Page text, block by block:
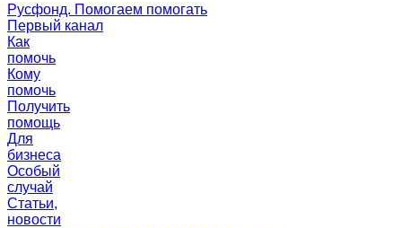
Русфонд. Помогаем помогать
Первый канал
Как
помочь
Кому
помочь
Получить
помощь
Для
бизнеса
Особый
случай
Статьи,
новости